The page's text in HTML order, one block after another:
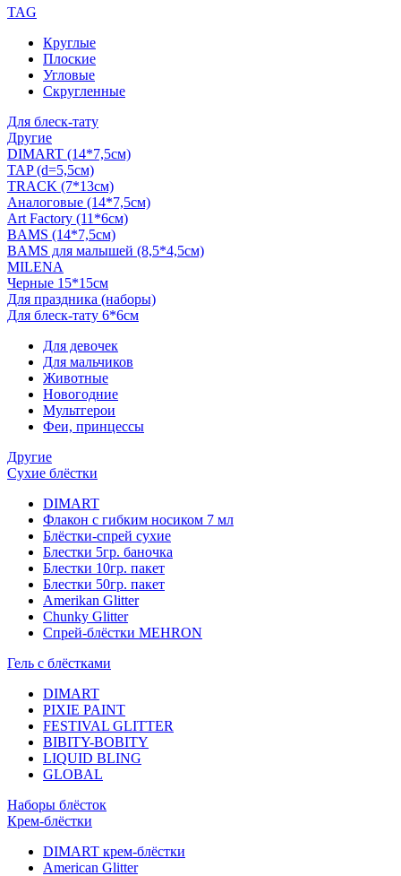
TAG
Круглые
Плоские
Угловые
Скругленные
Для блеск-тату
Другие
DIMART (14*7,5см)
TAP (d=5,5см)
TRACK (7*13см)
Аналоговые (14*7,5см)
Art Factory (11*6см)
BAMS (14*7,5см)
BAMS для малышей (8,5*4,5см)
MILENA
Черные 15*15см
Для праздника (наборы)
Для блеск-тату 6*6см
Для девочек
Для мальчиков
Животные
Новогодние
Мультгерои
Феи, принцессы
Другие
Сухие блёстки
DIMART
Флакон с гибким носиком 7 мл
Блёстки-спрей сухие
Блестки 5гр. баночка
Блестки 10гр. пакет
Блестки 50гр. пакет
Amerikan Glitter
Chunky Glitter
Спрей-блёстки MEHRON
Гель с блёстками
DIMART
PIXIE PAINT
FESTIVAL GLITTER
BIBITY-BOBITY
LIQUID BLING
GLOBAL
Наборы блёсток
Крем-блёстки
DIMART крем-блёстки
American Glitter